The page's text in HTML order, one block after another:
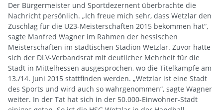
Der Bürgermeister und Sportdezernent überbrachte die
Nachricht persönlich. „Ich freue mich sehr, dass Wetzlar den
Zuschlag für die U23-Meisterschaften 2015 bekommen hat“,
sagte Manfred Wagner im Rahmen der hessischen
Meisterschaften im städtischen Stadion Wetzlar. Zuvor hatte
sich der DLV-Verbandsrat mit deutlicher Mehrheit für die
Stadt in Mittelhessen ausgesprochen, wo die Titelkämpfe am
13./14. Juni 2015 stattfinden werden. „Wetzlar ist eine Stadt
des Sports und wird auch so wahrgenommen“, sagte Wagner
weiter. In der Tat hat sich in der 50.000-Einwohner-Stadt